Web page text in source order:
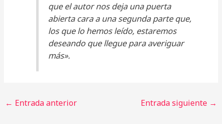
que el autor nos deja una puerta
abierta cara a una segunda parte que,
los que lo hemos leído, estaremos
deseando que llegue para averiguar
más».
← Entrada anterior Entrada siguiente →